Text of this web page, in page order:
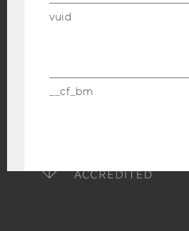
ACCREDITED BY:
vuid
__cf_bm